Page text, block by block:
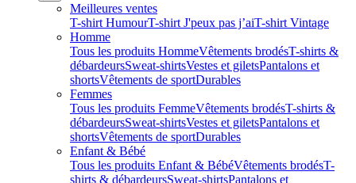
Meilleures ventes
T-shirt HumourT-shirt J'peux pas j’aiT-shirt Vintage
Homme
Tous les produits HommeVêtements brodésT-shirts &
débardeursSweat-shirtsVestes et giletsPantalons et
shortsVêtements de sportDurables
Femmes
Tous les produits FemmeVêtements brodésT-shirts &
débardeursSweat-shirtsVestes et giletsPantalons et
shortsVêtements de sportDurables
Enfant & Bébé
Tous les produits Enfant & BébéVêtements brodésT-
shirts & débardeursSweat-shirtsPantalons et